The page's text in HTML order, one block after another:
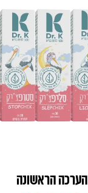
הערכה הראשונה